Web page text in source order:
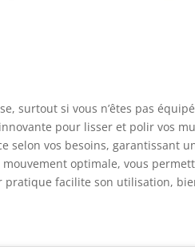
surtout si vous n’êtes pas
pour lisser et polir vos
selon vos besoins, garantissant
optimale, vous
pratique facilite son utilisation,